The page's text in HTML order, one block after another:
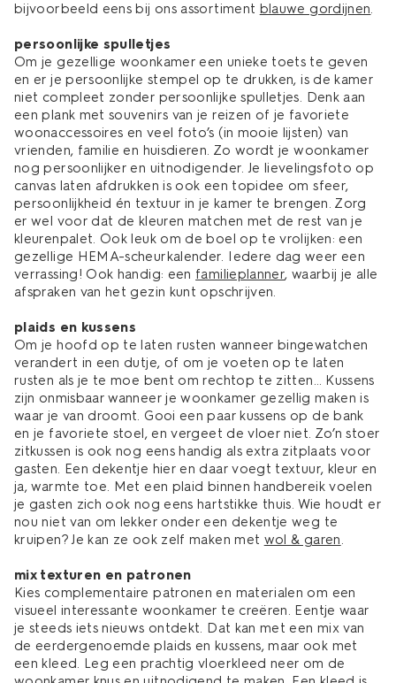
bijvoorbeeld eens bij ons assortiment blauwe gordijnen.
persoonlijke spulletjes
Om je gezellige woonkamer een unieke toets te geven
en er je persoonlijke stempel op te drukken, is de kamer
niet compleet zonder persoonlijke spulletjes. Denk aan
een plank met souvenirs van je reizen of je favoriete
woonaccessoires en veel foto’s (in mooie lijsten) van
vrienden, familie en huisdieren. Zo wordt je woonkamer
nog persoonlijker en uitnodigender. Je lievelingsfoto op
canvas laten afdrukken is ook een topidee om sfeer,
persoonlijkheid én textuur in je kamer te brengen. Zorg
er wel voor dat de kleuren matchen met de rest van je
kleurenpalet. Ook leuk om de boel op te vrolijken: een
gezellige HEMA-scheurkalender. Iedere dag weer een
verrassing! Ook handig: een familieplanner, waarbij je alle
afspraken van het gezin kunt opschrijven.
plaids en kussens
Om je hoofd op te laten rusten wanneer bingewatchen
verandert in een dutje, of om je voeten op te laten
rusten als je te moe bent om rechtop te zitten… Kussens
zijn onmisbaar wanneer je woonkamer gezellig maken is
waar je van droomt. Gooi een paar kussens op de bank
en je favoriete stoel, en vergeet de vloer niet. Zo’n stoer
zitkussen is ook nog eens handig als extra zitplaats voor
gasten. Een dekentje hier en daar voegt textuur, kleur en
ja, warmte toe. Met een plaid binnen handbereik voelen
je gasten zich ook nog eens hartstikke thuis. Wie houdt er
nou niet van om lekker onder een dekentje weg te
kruipen? Je kan ze ook zelf maken met wol & garen.
mix texturen en patronen
Kies complementaire patronen en materialen om een
visueel interessante woonkamer te creëren. Eentje waar
je steeds iets nieuws ontdekt. Dat kan met een mix van
de eerdergenoemde plaids en kussens, maar ook met
een kleed. Leg een prachtig vloerkleed neer om de